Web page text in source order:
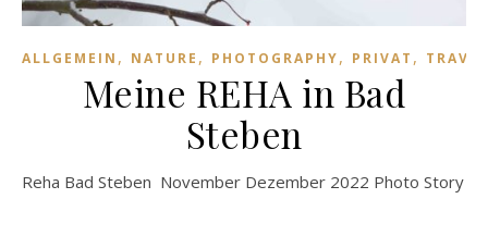
ALLGEMEIN , NATURE , PHOTOGRAPHY, PRIVAT , TRAVEL
Meine REHA in Bad
Steben
Reha Bad Steben November Dezember 2022 Photo Story